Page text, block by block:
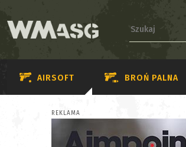
AIRSOFT BROŃ PALNA
REKLAMA